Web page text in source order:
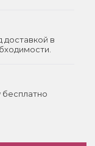
доставкой в